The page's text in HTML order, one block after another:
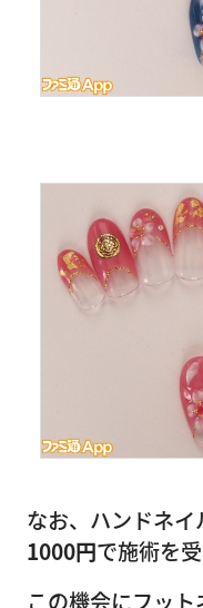
なお、ハンドネ
1000円で施術を
この機会にフッ